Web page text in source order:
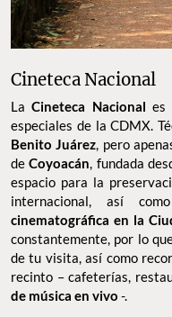
Cineteca Nacional
LaCineteca Nacionales
especiales de la CDMX.
Benito Juárez , pero
deCoyoacán , fundada
espacio para la
internacional, así
cinematográfica en la
constantemente, por lo
de tu visita, así como
recinto – cafeterías,
de música en vivo -.